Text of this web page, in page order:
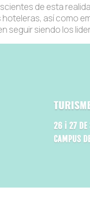
de esta
así como
seguir siendo los